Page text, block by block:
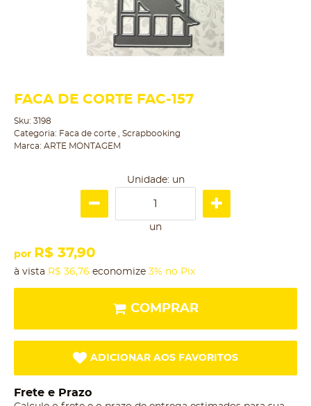
FACA DE CORTE FAC-157
Sku: 3198
Categoria: Faca de corte
Scrapbooking
Marca: ARTE MONTAGEM
Unidade: un
un
por R$ 37,90
à vista R$ 36,76 economize 3% no Pix
COMPRAR
ADICIONAR AOS FAVORITOS
Frete e Prazo